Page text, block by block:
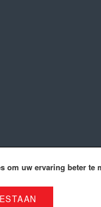
om uw ervaring beter te